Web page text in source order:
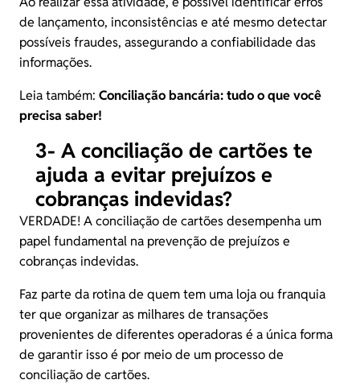
de lançamento, inconsistências e até mesmo detectar
possíveis fraudes, assegurando a confiabilidade das
informações.
Leia também: Conciliação bancária: tudo o que você
precisa saber!
3- A conciliação de cartões te
ajuda a evitar prejuízos e
cobranças indevidas?
VERDADE! A conciliação de cartões desempenha um
papel fundamental na prevenção de prejuízos e
cobranças indevidas.
Faz parte da rotina de quem tem uma loja ou franquia
ter que organizar as milhares de transações
provenientes de diferentes operadoras é a única forma
de garantir isso é por meio de um processo de
conciliação de cartões.